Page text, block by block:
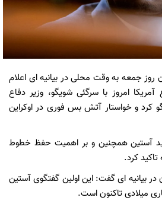
روز جمعه به وقت محلی در بیانیه ای اعلام
آمریکا امروز با سرگئی شویگو، وزیر دفاع
کرد و خواستار آتش بس فوری در اوکراین
آستین همچنین و بر اهمیت حفظ خطوط
کرد.
بیانیه ای گفت: این اولین گفتگوی آستین